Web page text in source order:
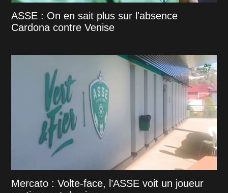
ASSE : On en sait plus sur l'absence
Cardona contre Venise
Mercato : Volte-face, l’ASSE voit un joueur